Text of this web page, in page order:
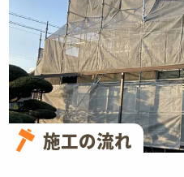
施工の流れ